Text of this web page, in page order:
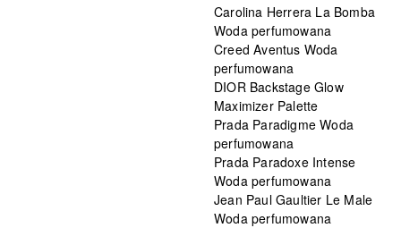
Carolina Herrera La Bomba
Woda perfumowana
Creed Aventus Woda
perfumowana
DIOR Backstage Glow
Maximizer Palette
Prada Paradigme Woda
perfumowana
Prada Paradoxe Intense
Woda perfumowana
Jean Paul Gaultier Le Male
Woda perfumowana